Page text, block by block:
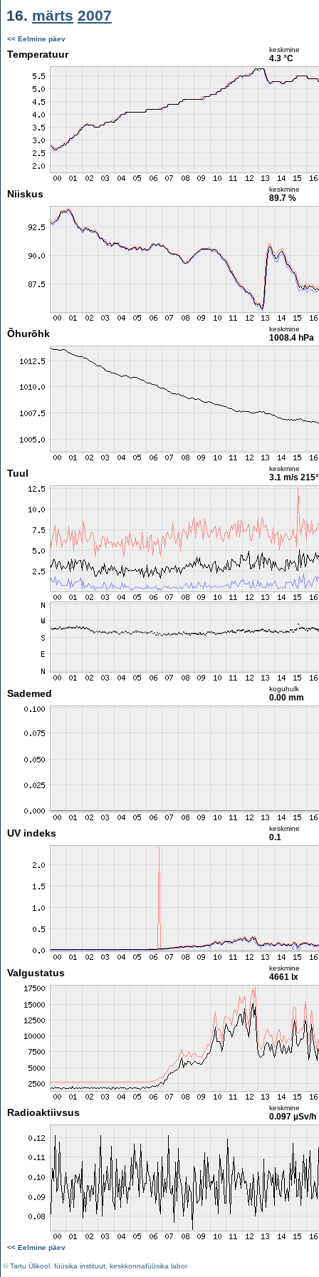
16. märts 2007
<< Eelmine päev
Temperatuur keskmine
4.3 °C
Niiskus keskmine
89.7 %
Õhurõhk keskmine
1008.4 hPa
Tuul keskmine
3.1 m/s 215°
Sademed koguhulk
0.00 mm
UV indeks keskmine
0.1
Valgustatus keskmine
4661 lx
Radioaktiivsus keskmine
0.097 µSv/h
<< Eelmine päev
©Tartu Ülikool füüsika instituut keskkonnafüüsika labor